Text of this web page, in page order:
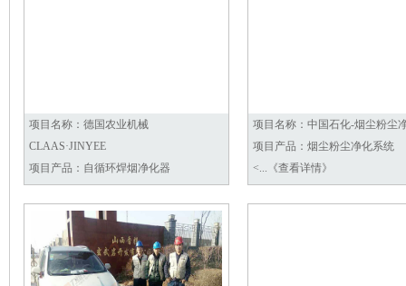
项目名称： 德国农业机械
CLAAS·JINYEE
项目产品： 自循环焊烟净化器
项目名称： 中国石化-烟尘粉尘
项目产品： 烟尘粉尘净化系统
<...《查看详情》